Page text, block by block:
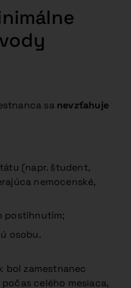
sa nevzťahuje
(napr. študent,
nemocenské,
postihnutím;
osobu.
bol zamestnanec
celého mesiaca,